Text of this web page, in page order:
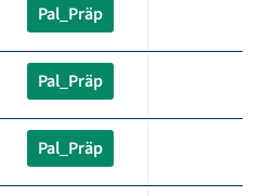
Pal_Präp
Pal_Präp
Pal_Präp